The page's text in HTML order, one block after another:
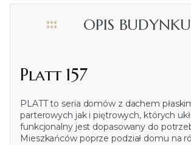
OPIS BUDYNKU
Platt 157
PLATT to seria domów z dachem
parterowych jak i piętrowych, których
funkcjonalny jest dopasowany do
Mieszkańców poprze podział domu na